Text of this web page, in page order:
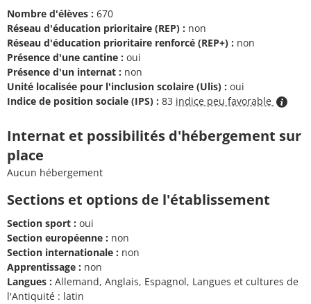
Nombre d'élèves : 670
Réseau d'éducation prioritaire (REP) : non
Réseau d'éducation prioritaire renforcé (REP+) : non
Présence d'une cantine : oui
Présence d'un internat : non
Unité localisée pour l'inclusion scolaire (Ulis) : oui
Indice de position sociale (IPS) : 83 indice peu favorable
Internat et possibilités d'hébergement sur
place
Aucun hébergement
Sections et options de l'établissement
Section sport : oui
Section européenne : non
Section internationale : non
Apprentissage : non
Langues : Allemand, Anglais, Espagnol, Langues et cultures de
l'Antiquité : latin